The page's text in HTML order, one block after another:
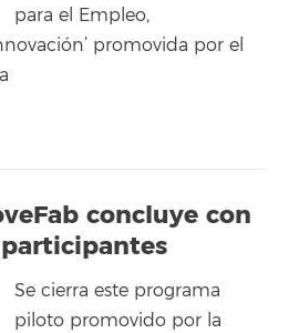
para el Empleo,
promovida por el
concluye con
Se cierra este programa
piloto promovido por la